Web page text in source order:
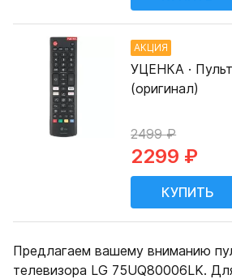
Предлагаем вашему вниманию
телевизора LG 75UQ80006LK.
АКЦИЯ
УЦЕНКА ·
(оригинал)
2499 ₽
2299 ₽